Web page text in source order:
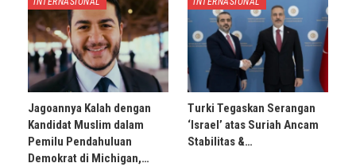
Jagoannya Kalah dengan
Kandidat Muslim dalam
Pemilu Pendahuluan
Demokrat di Michigan,…
Turki Tegaskan Serangan
‘Israel’ atas Suriah Ancam
Stabilitas &…